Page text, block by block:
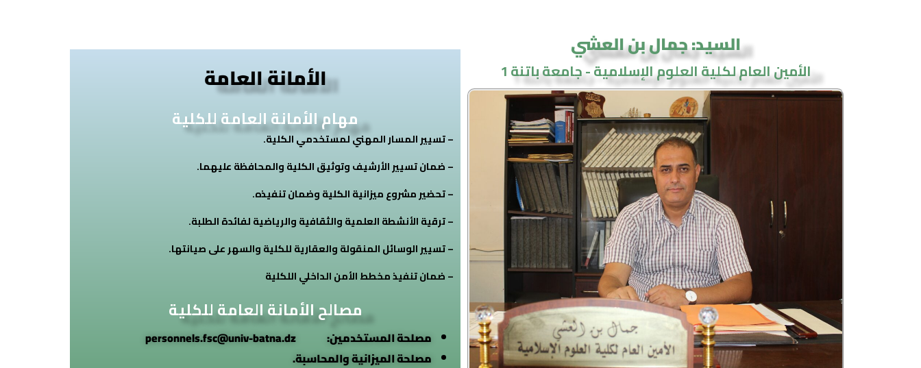
السيد: جمال بن العشي
الأمين العام لكلية العلوم الإسلامية - جامعة باتنة 1 الأمانة العامة
مهام الأمانة العامة للكلية
– تسيير المسار المهني لمستخدمي الكلية.
– ضمان تسيير الأرشيف وتوثيق الكلية والمحافظة عليهما.
– تحضير مشروع ميزانية الكلية وضمان تنفيذه.
– ترقية الأنشطة العلمية والثقافية والرياضية لفائدة الطلبة.
– تسيير الوسائل المنقولة والعقارية للكلية والسهر على صيانتها.
– ضمان تنفيذ مخطط الأمن الداخلي اللكلية
مصالح الأمانة العامة للكلية
مصلحة المستخدمين:
مصلحة الميزانية والمحاسبة.